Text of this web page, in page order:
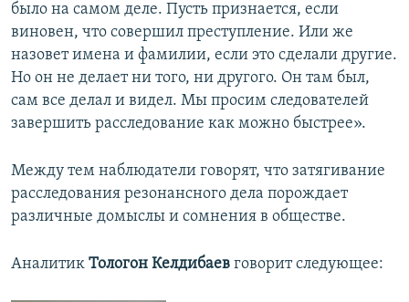
было на самом деле. Пусть признается, если
виновен, что совершил преступление. Или же
назовет имена и фамилии, если это сделали другие.
Но он не делает ни того, ни другого. Он там был,
сам все делал и видел. Мы просим следователей
завершить расследование как можно быстрее».
Между тем наблюдатели говорят, что затягивание
расследования резонансного дела порождает
различные домыслы и сомнения в обществе.
Аналитик Тологон Келдибаев говорит следующее: